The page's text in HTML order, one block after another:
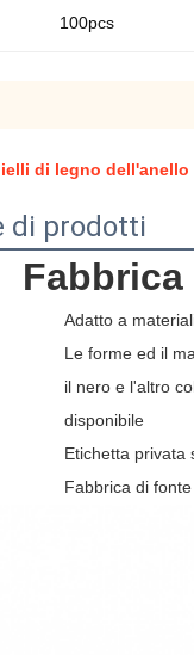
100pcs
di legno
di prodotti
Adatto a
Le forme ed il
il nero e l'altro
disponibile
Etichetta privata
Fabbrica di